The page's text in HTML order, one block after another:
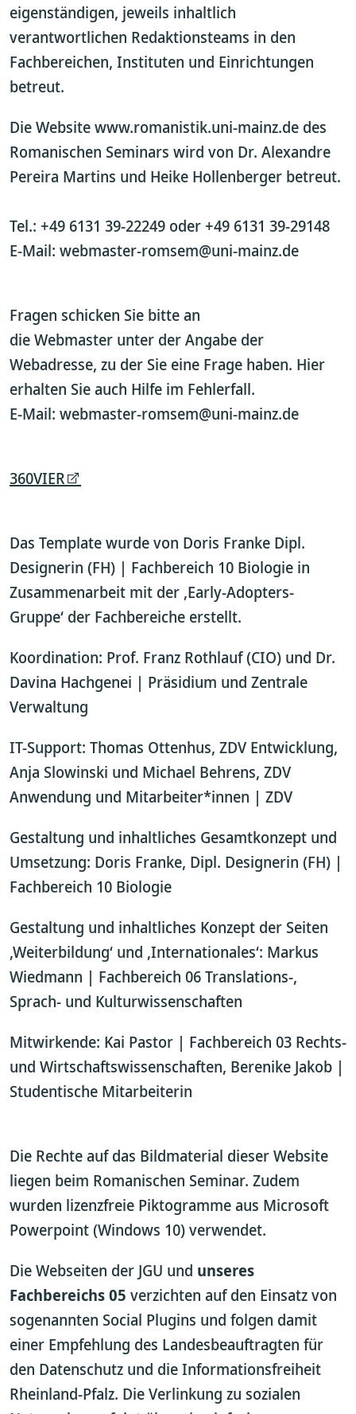
eigenständigen, jeweils inhaltlich
verantwortlichen Redaktionsteams in den
Fachbereichen, Instituten und Einrichtungen
betreut.
Die Website www.romanistik.uni-mainz.de des
Romanischen Seminars wird von Dr. Alexandre
Pereira Martins und Heike Hollenberger betreut.
Tel.: +49 6131 39-22249 oder +49 6131 39-29148
E-Mail: webmaster-romsem@uni-mainz.de
Fragen schicken Sie bitte an
die Webmaster unter der Angabe der
Webadresse, zu der Sie eine Frage haben. Hier
erhalten Sie auch Hilfe im Fehlerfall.
E-Mail: webmaster-romsem@uni-mainz.de
360VIER
Das Template wurde von Doris Franke Dipl.
Designerin (FH) | Fachbereich 10 Biologie in
Zusammenarbeit mit der ‚Early-Adopters-
Gruppe‘ der Fachbereiche erstellt.
Koordination: Prof. Franz Rothlauf (CIO) und Dr.
Davina Hachgenei | Präsidium und Zentrale
Verwaltung
IT-Support: Thomas Ottenhus, ZDV Entwicklung,
Anja Slowinski und Michael Behrens, ZDV
Anwendung und Mitarbeiter*innen | ZDV
Gestaltung und inhaltliches Gesamtkonzept und
Umsetzung: Doris Franke, Dipl. Designerin (FH) |
Fachbereich 10 Biologie
Gestaltung und inhaltliches Konzept der Seiten
‚Weiterbildung‘ und ‚Internationales‘: Markus
Wiedmann | Fachbereich 06 Translations-,
Sprach- und Kulturwissenschaften
Mitwirkende: Kai Pastor | Fachbereich 03 Rechts-
und Wirtschaftswissenschaften, Berenike Jakob |
Studentische Mitarbeiterin
Die Rechte auf das Bildmaterial dieser Website
liegen beim Romanischen Seminar. Zudem
wurden lizenzfreie Piktogramme aus Microsoft
Powerpoint (Windows 10) verwendet.
Die Webseiten der JGU und unseres
Fachbereichs 05 verzichten auf den Einsatz von
sogenannten Social Plugins und folgen damit
einer Empfehlung des Landesbeauftragten für
den Datenschutz und die Informationsfreiheit
Rheinland-Pfalz. Die Verlinkung zu sozialen